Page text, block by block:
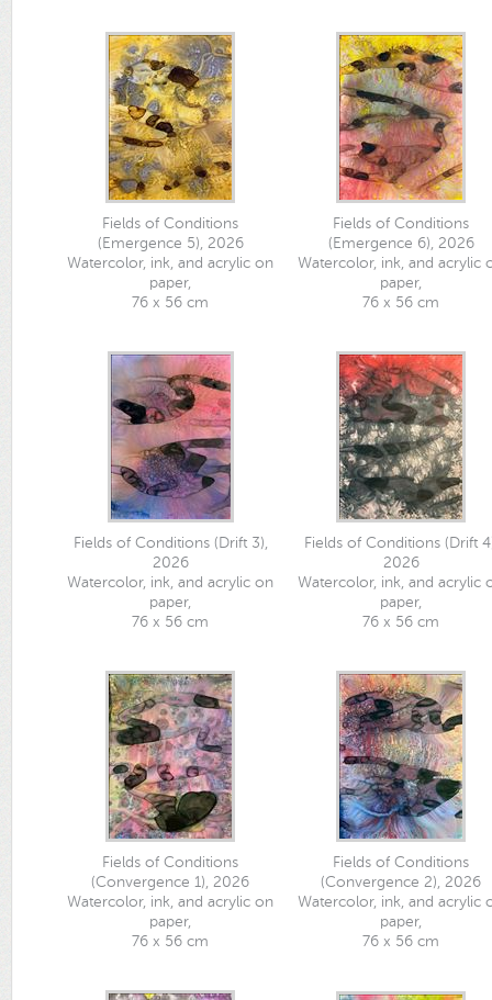
Fields of Conditions
(Emergence 5), 2026
Watercolor, ink, and acrylic on
paper,
76 x 56 cm
Fields of Conditions
(Emergence 6), 2026
Watercolor, ink, and acrylic
paper,
76 x 56 cm
Fields of Conditions (Drift 3),
2026
Watercolor, ink, and acrylic on
paper,
76 x 56 cm
Fields of Conditions (Drift
2026
Watercolor, ink, and acrylic
paper,
76 x 56 cm
Fields of Conditions
(Convergence 1), 2026
Watercolor, ink, and acrylic on
paper,
76 x 56 cm
Fields of Conditions
(Convergence 2), 2026
Watercolor, ink, and acrylic
paper,
76 x 56 cm